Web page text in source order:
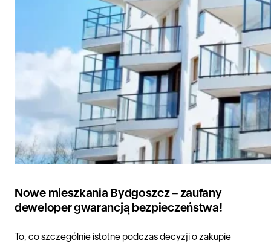
Nowe mieszkania Bydgoszcz – zaufany
deweloper gwarancją bezpieczeństwa!
To, co szczególnie istotne podczas decyzji o zakupie